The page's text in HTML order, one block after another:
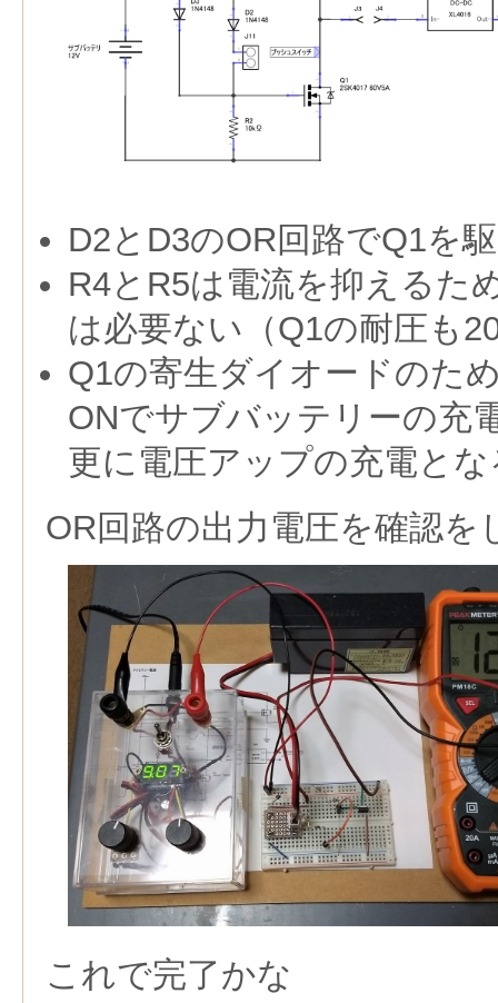
D2とD3のOR回路でQ1を
R4とR5は電流を抑えるた
は必要ない（Q1の耐圧も
Q1の寄生ダイオードのた
ONでサブバッテリーの充
更に電圧アップの充電とな
OR回路の出力電圧を確認を
これで完了かな